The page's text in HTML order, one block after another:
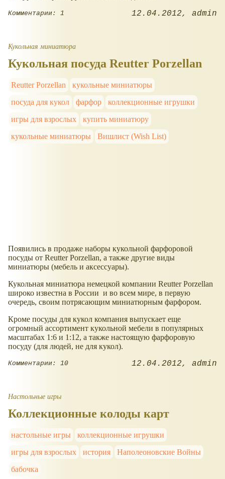
Комментарии: 1 12.04.2012 admin
Кукольная миниатюра
Кукольная посуда Reutter Porzellan
Reutter Porzellan
кукольные миниатюры
посуда для кукол
фарфор
коллекционные игрушки
игры для взрослых
купить миниатюру
кукольные миниатюры
Вишлист (Wish List)
Появились в продаже наборы кукольной фарфоровой
посуды от Reutter Porzellan, а также другие виды
миниатюры (мебель и аксессуары).
Кукольная миниатюра немецкой компании Reutter Porzellan
широко известна в России и во всем мире, в первую
очередь, своим потрясающим миниатюрным фарфором.
Кроме посуды для кукол компания выпускает еще
огромный ассортимент кукольной мебели в популярных
масштабах 1:6 и 1:12, а также настоящую фарфоровую
посуду (для людей, не для кукол).
Комментарии: 10 12.04.2012 admin
Настольные игры
Коллекционные колоды карт
настольные игры
коллекционные игрушки
игры для взрослых
история
Наполеоновские Войны
бабочка